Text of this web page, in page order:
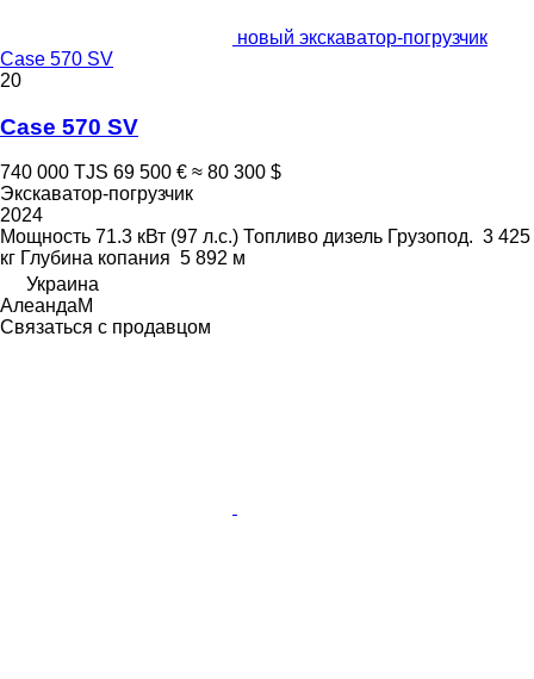
новый экскаватор-погрузчик
Case 570 SV
20
Case 570 SV
740 000 TJS 69 500 € ≈ 80 300 $
Экскаватор-погрузчик
2024
Мощность 71.3 кВт (97 л.с.) Топливо дизель Грузопод. 3 425
кг Глубина копания 5 892 м
Украина
АлеандаМ
Связаться с продавцом